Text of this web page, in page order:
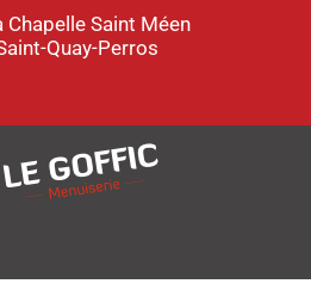
Chapelle Saint Méen
Quay-Perros